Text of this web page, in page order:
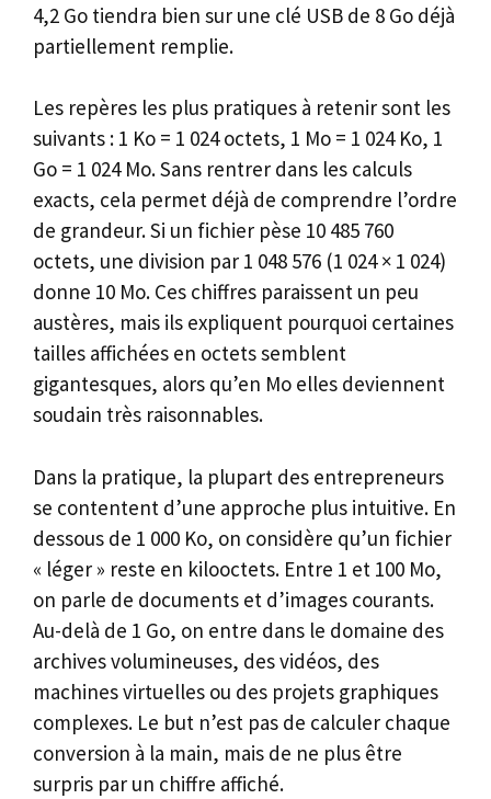
4,2 Go tiendra bien sur une clé USB de 8 Go déjà
partiellement remplie.
Les repères les plus pratiques à retenir sont les
suivants : 1 Ko = 1 024 octets, 1 Mo = 1 024 Ko, 1
Go = 1 024 Mo. Sans rentrer dans les calculs
exacts, cela permet déjà de comprendre l’ordre
de grandeur. Si un fichier pèse 10 485 760
octets, une division par 1 048 576 (1 024 × 1 024)
donne 10 Mo. Ces chiffres paraissent un peu
austères, mais ils expliquent pourquoi certaines
tailles affichées en octets semblent
gigantesques, alors qu’en Mo elles deviennent
soudain très raisonnables.
Dans la pratique, la plupart des entrepreneurs
se contentent d’une approche plus intuitive. En
dessous de 1 000 Ko, on considère qu’un fichier
« léger » reste en kilooctets. Entre 1 et 100 Mo,
on parle de documents et d’images courants.
Au-delà de 1 Go, on entre dans le domaine des
archives volumineuses, des vidéos, des
machines virtuelles ou des projets graphiques
complexes. Le but n’est pas de calculer chaque
conversion à la main, mais de ne plus être
surpris par un chiffre affiché.